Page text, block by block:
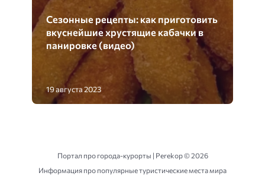
Сезонные рецепты: как приготовить
вкуснейшие хрустящие кабачки в
панировке (видео)
19 августа 2023
Портал про города-курорты | Perekop ©2026
Информация про популярные туристические места мира